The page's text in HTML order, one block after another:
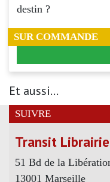
destin ?
SUR COMMANDE
Et aussi...
SUIVRE
Transit Librairie
51 Bd de la
13001 Marseille